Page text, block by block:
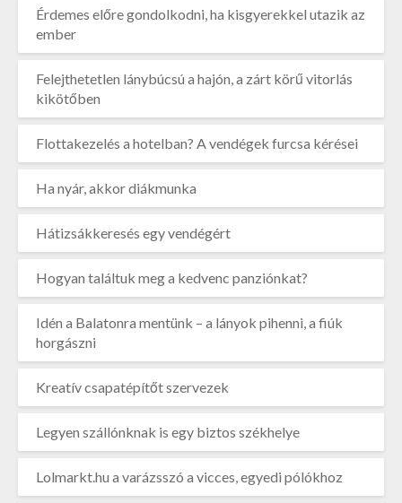
Érdemes előre gondolkodni, ha kisgyerekkel utazik az
ember
Felejthetetlen lánybúcsú a hajón, a zárt körű vitorlás
kikötőben
Flottakezelés a hotelban? A vendégek furcsa kérései
Ha nyár, akkor diákmunka
Hátizsákkeresés egy vendégért
Hogyan találtuk meg a kedvenc panziónkat?
Idén a Balatonra mentünk – a lányok pihenni, a fiúk
horgászni
Kreatív csapatépítőt szervezek
Legyen szállónknak is egy biztos székhelye
Lolmarkt.hu a varázsszó a vicces, egyedi pólókhoz